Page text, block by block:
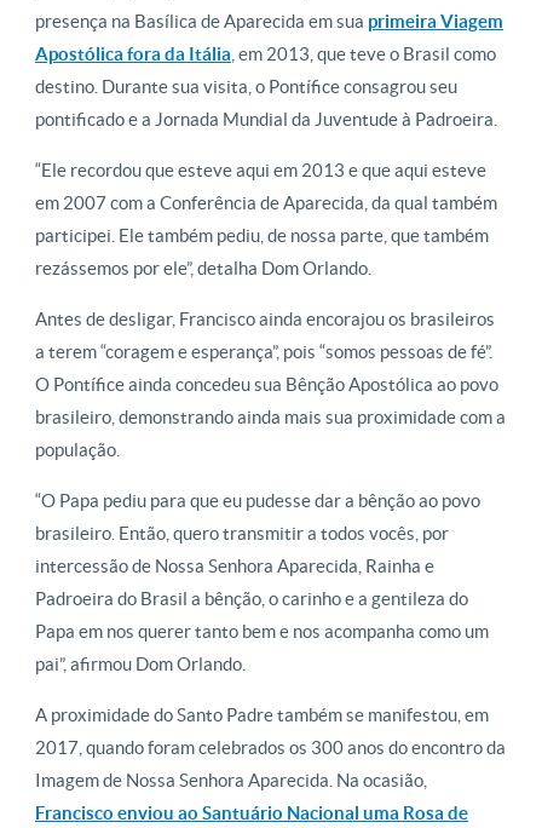
presença na Basílica de Aparecida em sua primeira Viagem
Apostólica fora da Itália , em 2013, que teve o Brasil como
destino. Durante sua visita, o Pontífice consagrou seu
pontificado e a Jornada Mundial da Juventude à Padroeira.
“Ele recordou que esteve aqui em 2013 e que aqui esteve
em 2007 com a Conferência de Aparecida, da qual também
participei. Ele também pediu, de nossa parte, que também
rezássemos por ele”, detalha Dom Orlando.
Antes de desligar, Francisco ainda encorajou os brasileiros
a terem “coragem e esperança”, pois “somos pessoas de fé”.
O Pontífice ainda concedeu sua Bênção Apostólica ao povo
brasileiro, demonstrando ainda mais sua proximidade com a
população.
“O Papa pediu para que eu pudesse dar a bênção ao povo
brasileiro. Então, quero transmitir a todos vocês, por
intercessão de Nossa Senhora Aparecida, Rainha e
Padroeira do Brasil a bênção, o carinho e a gentileza do
Papa em nos querer tanto bem e nos acompanha como um
pai”, afirmou Dom Orlando.
A proximidade do Santo Padre também se manifestou, em
2017, quando foram celebrados os 300 anos do encontro da
Imagem de Nossa Senhora Aparecida. Na ocasião,
Francisco enviou ao Santuário Nacional uma Rosa de